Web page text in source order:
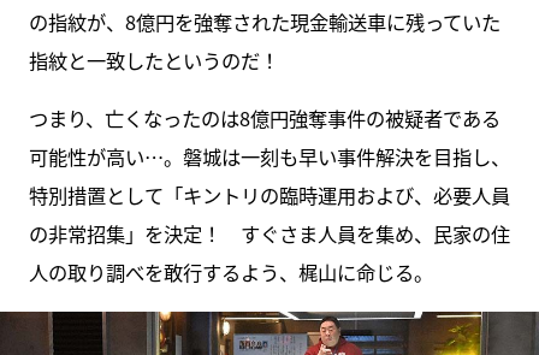
の指紋が、8億円を強奪された現金輸送車に残っていた
指紋と一致したというのだ！
つまり、亡くなったのは8億円強奪事件の被疑者である
可能性が高い…。磐城は一刻も早い事件解決を目指し、
特別措置として「キントリの臨時運用および、必要人員
の非常招集」を決定！ すぐさま人員を集め、民家の住
人の取り調べを敢行するよう、梶山に命じる。